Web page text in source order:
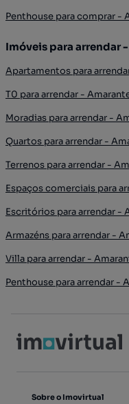
Penthouse para comprar -
Imóveis para arrendar
Apartamentos para
T0 para arrendar -
Moradias para arrendar -
Quartos para arrendar -
Terrenos para arrendar -
Espaços comerciais para
Escritórios para arrendar -
Armazéns para arrendar -
Villa para arrendar -
Penthouse para arrendar -
Sobre o Imovirtual